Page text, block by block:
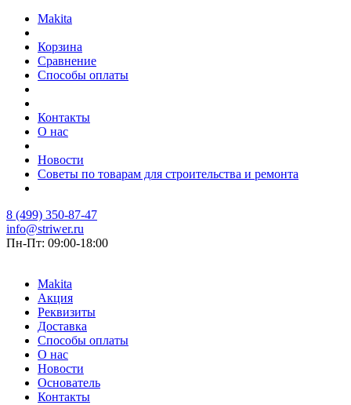
Makita
Корзина
Сравнение
Способы оплаты
Контакты
О нас
Новости
Советы по товарам для строительства и ремонта
8 (499) 350-87-47
info@striwer.ru
Пн-Пт: 09:00-18:00
Makita
Акция
Реквизиты
Доставка
Способы оплаты
О нас
Новости
Основатель
Контакты